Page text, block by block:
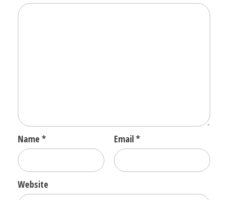
Name * Email*
Website